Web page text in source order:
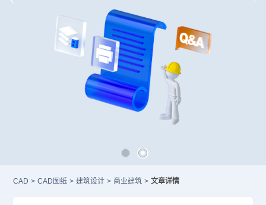
CAD > CAD图纸 > 建筑设计 > 商业建筑 > 文章详情